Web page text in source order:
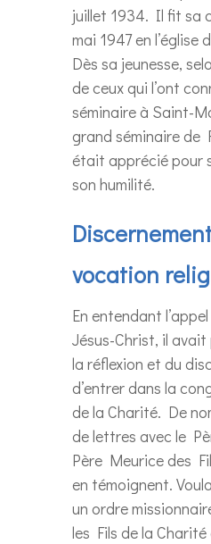
juillet 1934. Il fit sa
mai 1947 en l’église
Dès sa jeunesse,
de ceux qui l’ont
séminaire à Saint-
grand séminaire de
était apprécié pour
son humilité.
vocation
En entendant
Jésus-Christ, il
la réflexion et du
d’entrer dans la
de la Charité. De
de lettres avec le
Père Meurice des
en témoignent.
un ordre
les Fils de la Charité